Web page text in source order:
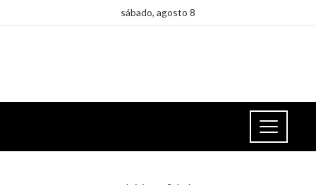
sábado, agosto 8